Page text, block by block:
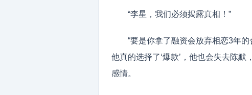
“李星，我们必须揭露真相！”
“要是你拿了融资会放弃相恋3年
他真的选择了‘爆款’，他也会失去陈
感情。